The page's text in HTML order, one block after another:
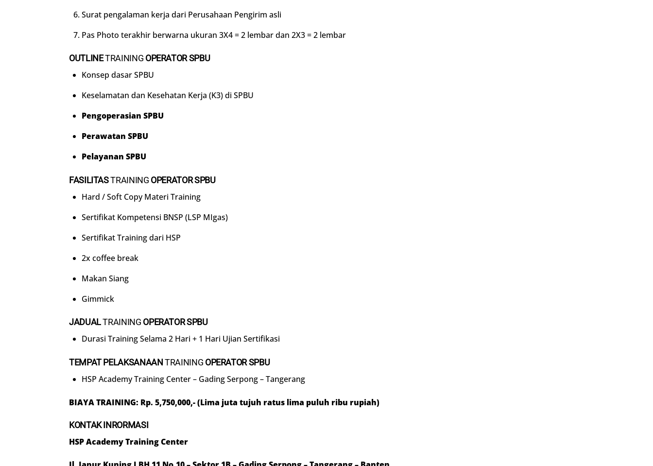
Surat pengalaman kerja dari Perusahaan Pengirim asli
Pas Photo terakhir berwarna ukuran 3X4 = 2 lembar dan 2X3 = 2 lembar
OUTLINETRAINING OPERATOR SPBU
Konsep dasar SPBU
Keselamatan dan Kesehatan Kerja (K3) di SPBU
Pengoperasian SPBU
Perawatan SPBU
Pelayanan SPBU
FASILITASTRAINING OPERATOR SPBU
Hard / Soft Copy Materi Training
Sertifikat Kompetensi BNSP (LSP MIgas)
Sertifikat Training dari HSP
2x coffee break
Makan Siang
Gimmick
JADUALTRAINING OPERATOR SPBU
Durasi Training Selama 2 Hari + 1 Hari Ujian Sertifikasi
TEMPAT PELAKSANAANTRAINING OPERATOR SPBU
HSP Academy Training Center – Gading Serpong – Tangerang
BIAYA TRAINING: Rp. 5,750,000,- (Lima juta tujuh ratus lima puluh ribu rupiah)
KONTAK INRORMASI
HSP Academy Training Center